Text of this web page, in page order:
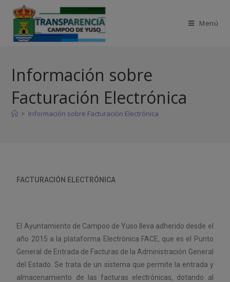
Menú
Información sobre
Facturación Electrónica
> Información sobre Facturación Electrónica
FACTURACIÓN ELECTRÓNICA
El Ayuntamiento de Campoo de Yuso lleva adherido desde el
año 2015 a la plataforma Electrónica FACE, que es el Punto
General de Entrada de Facturas de la Administración General
del Estado. Se trata de un sistema que permite la entrada y
almacenamiento de las facturas electrónicas, dotando al